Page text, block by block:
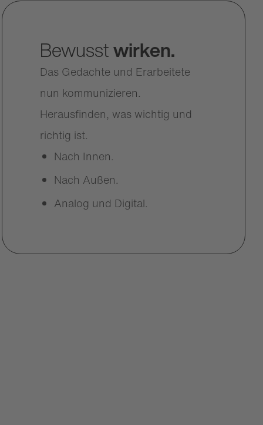
Bewusstwirken.
Das Gedachte und Erarbeitete
nun kommunizieren.
Herausfinden, was wichtig und
richtig ist.
Nach Innen.
Nach Außen.
Analog und Digital.